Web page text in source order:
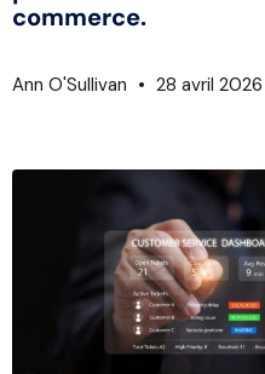
commerce.
Ann O'Sullivan 28 avril 2026